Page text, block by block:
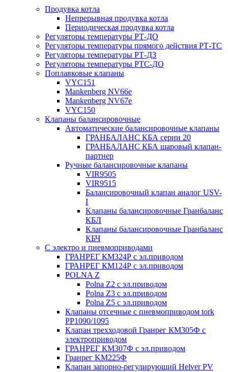
Продувка котла
Непрерывная продувка котла
Периодическая продувка котла
Регуляторы температуры РТ-ДО
Регуляторы температуры прямого действия РТ-ТС
Регуляторы температуры РТ-ДЗ
Регуляторы температуры РТС-ДО
Поплавковые клапаны
VYC151
Mankenberg NV66e
Mankenberg NV67e
VYC150
Клапаны балансировочные
Автоматические балансировочные клапаны
ГРАНБАЛАНС КБА серии 20
ГРАНБАЛАНС КБА шаровый клапан-
партнер
Ручные балансировочные клапаны
VIR9505
VIR9515
Балансировочный клапан аналог USV-
I
Клапаны балансировочные Гранбаланс
КБЛ
Клапаны балансировочные Гранбаланс
КБЧ
С электро и пневмоприводами
ГРАНРЕГ КМ324Р с эл.приводом
ГРАНРЕГ КМ124Р с эл.приводом
POLNA Z
Polna Z2 с эл.приводом
Polna Z3 с эл.приводом
Polna Z5 с эл.приводом
Клапаны отсечные с пневмоприводом tork
PP1090/1095
Клапан трехходовой Гранрег КМ305Ф с
электроприводом
ГРАНРЕГ КМ307Ф с эл.приводом
Гранрег KM225Ф
Клапан запорно-регулирующий Helver PV